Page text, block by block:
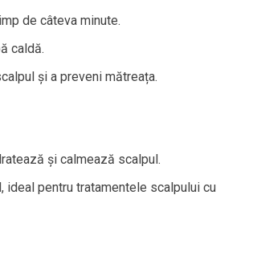
de câteva minute.
caldă.
și a preveni mătreața.
și calmează scalpul.
ideal pentru tratamentele scalpului cu